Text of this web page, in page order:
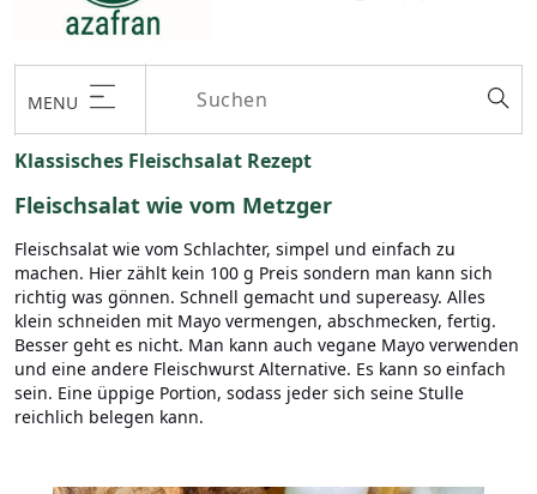
MENU
Klassisches Fleischsalat Rezept
Fleischsalat wie vom Metzger
Fleischsalat wie vom Schlachter, simpel und einfach zu
machen. Hier zählt kein 100 g Preis sondern man kann sich
richtig was gönnen. Schnell gemacht und supereasy. Alles
klein schneiden mit Mayo vermengen, abschmecken, fertig.
Besser geht es nicht. Man kann auch vegane Mayo verwenden
und eine andere Fleischwurst Alternative. Es kann so einfach
sein. Eine üppige Portion, sodass jeder sich seine Stulle
reichlich belegen kann.